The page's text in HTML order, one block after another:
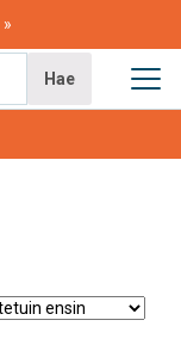
Hae